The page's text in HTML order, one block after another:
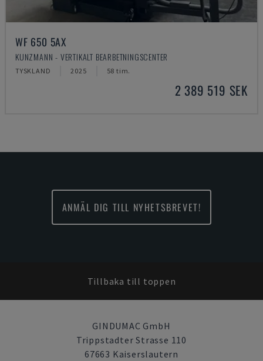
WF 650 5AX
KUNZMANN - VERTIKALT BEARBETNINGSCENTER
TYSKLAND 2025 58 tim.
2 389 519 SEK
ANMÄL DIG TILL NYHETSBREVET!
Tillbaka till toppen
GINDUMAC GmbH
Trippstadter Strasse 110
67663 Kaiserslautern